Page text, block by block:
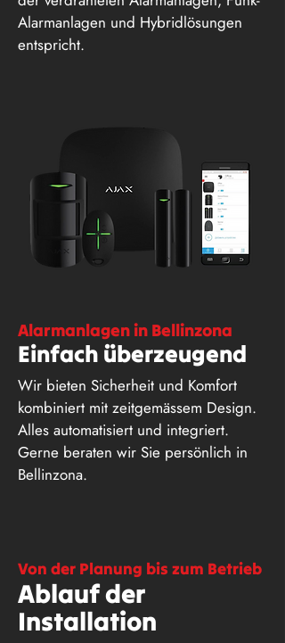
Alarmanlagen und Hybridlösungen
entspricht.
Alarmanlagen in Bellinzona
Einfach überzeugend
Wir bieten Sicherheit und Komfort
kombiniert mit zeitgemässem Design.
Alles automatisiert und integriert.
Gerne beraten wir Sie persönlich in
Bellinzona.
Von der Planung bis zum Betrieb
Ablauf der
Installation